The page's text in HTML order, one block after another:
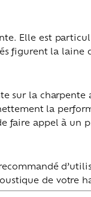
Elle est
figurent la laine
sur la
la
faire appel à un
de votre